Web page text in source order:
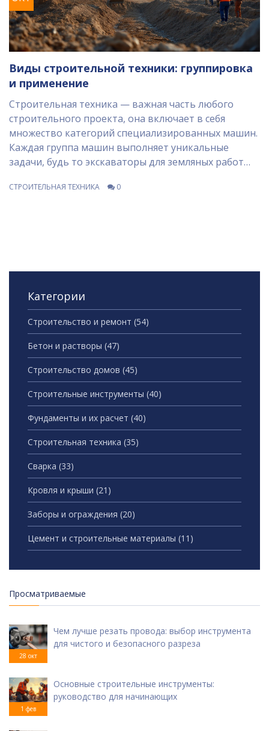
Виды строительной техники: группировка
и применение
Строительная техника — важная часть любого
строительного проекта, она включает в себя
множество категорий специализированных машин.
Каждая группа машин выполняет уникальные
задачи, будь то экскаваторы для земляных работ
Понимание различных видов техники помогает
СТРОИТЕЛЬНАЯ ТЕХНИКА 0
Категории
Строительство и ремонт (54)
Бетон и растворы (47)
Строительство домов (45)
Строительные инструменты (40)
Фундаменты и их расчет (40)
Строительная техника (35)
Сварка (33)
Кровля и крыши (21)
Заборы и ограждения (20)
Цемент и строительные материалы (11)
Просматриваемые
28 окт
Чем лучше резать провода: выбор инструмента
для чистого и безопасного разреза
1 фев
Основные строительные инструменты:
руководство для начинающих